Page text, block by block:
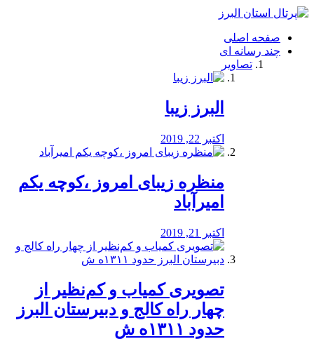
فصد
شرق
تهران
خشکشویی
صفحه اصلی
چند رسانه ای
تصاویر
البرز زیبا
اکتبر 22, 2019
منظره‌‌ زیبای امروز ،کوچه یکم
امیرآباد
اکتبر 21, 2019
️تصویری کمیاب و کم‌نظیر از
چهار راه كالج و دبيرستان البرز
حدود ۱۳۱۱ه ش